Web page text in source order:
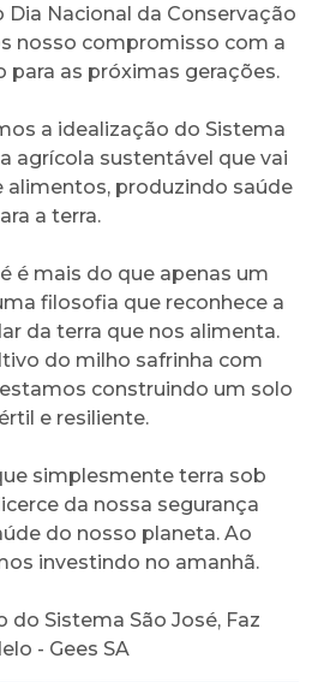
Nacional da Conservação
nosso compromisso com a
para as próximas gerações.
a idealização do Sistema
agrícola sustentável que vai
alimentos, produzindo saúde
a terra.
é mais do que apenas um
filosofia que reconhece a
da terra que nos alimenta.
do milho safrinha com
construindo um solo
e resiliente.
simplesmente terra sob
da nossa segurança
do nosso planeta. Ao
investindo no amanhã.
do Sistema São José, Faz
- Gees SA